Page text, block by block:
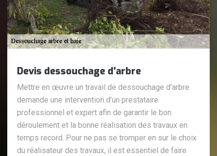
Devis dessouchage d’arbre
Mettre en œuvre un travail de dessouchage d’arbre
demande une intervention d’un prestataire
professionnel et expert afin de garantir le bon
déroulement et la bonne réalisation des travaux en
temps record. Pour ne pas se tromper en sur le choix
du réalisateur des travaux, il est essentiel de faire